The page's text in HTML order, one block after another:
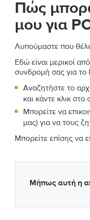
Πώς
μου για
Λυπούμαστε που
Εδώ είναι μερικοί
συνδρομή σας για το
Αναζητήστε το
και κάντε κλικ
Μπορείτε να
μας) για να τους
Μπορείτε επίσης να
Μήπως αυτή η